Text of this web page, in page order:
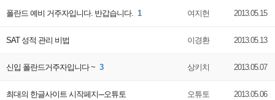
폴란드 예비 거주자입니다. 반갑습니다. 1 여지헌 2013.05.15
SAT 성적 관리 비법 이경환 2013.05.13
신입 폴란드거주자입니다 ~ 3 상키치 2013.05.07
최대의 한글사이트 시작페지---오튜토 오튜토 2013.05.06